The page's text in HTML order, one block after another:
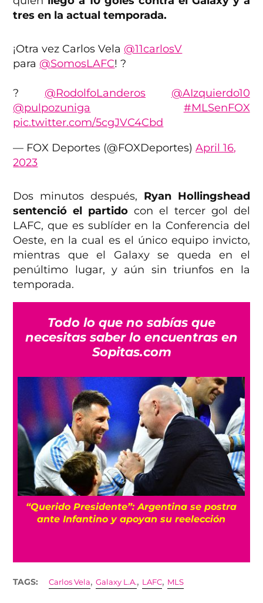
tres en la actual temporada.
¡Otra vez Carlos Vela @11carlosV
para @SomosLAFC! ?
?️ @RodolfoLanderos
@AIzquierdo10
@pulpozuniga
#MLSenFOX
pic.twitter.com/5cgJVC4Cbd
— FOX Deportes (@FOXDeportes)April 16,
2023
Dos minutos después, Ryan Hollingshead
sentenció el partido con el tercer gol del
LAFC, que es sublíder en la Conferencia del
Oeste, en la cual es el único equipo invicto,
mientras que el Galaxy se queda en el
penúltimo lugar, y aún sin triunfos en la
temporada.
Todo lo que no sabías que
necesitas saber lo encuentras en
Sopitas.com
“Querido Presidente”: Argentina se postra
ante Infantino y apoyan su reelección
TAGS: Carlos Vela,Galaxy L.A., LAFC, MLS